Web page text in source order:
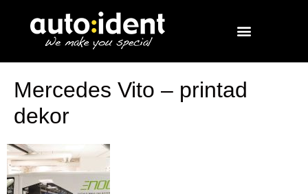
Mercedes Vito – printad
dekor